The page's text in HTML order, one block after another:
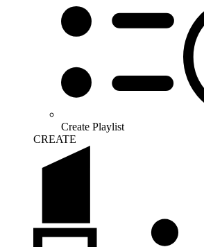
Create Playlist
CREATE